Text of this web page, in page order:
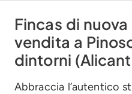
Fincas di
vendita a
dintorni
Abbraccia l’autentico